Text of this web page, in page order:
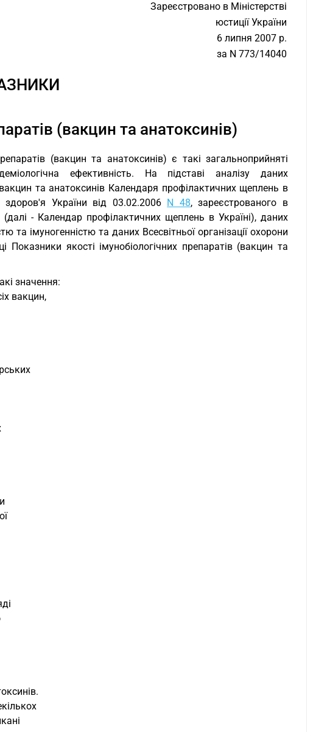
Зареєстровано в Міністерстві
юстиції України
6 липня 2007 р.
за N 773/14040
(вакцин та анатоксинів)
(вакцин та анатоксинів) є такі загальноприйняті
ефективність. На підставі аналізу даних
та анатоксинів Календаря профілактичних щеплень в
здоров'я України від 03.02.2006 N 48, зареєстрованого в
- Календар профілактичних щеплень в Україні), даних
та імуногенністю та даних Всесвітньої організації охорони
якості імунобіологічних препаратів (вакцин та
значення:
вакцин,